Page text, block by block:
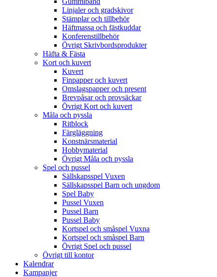
Linjaler och gradskivor
Stämplar och tillbehör
Häftmassa och fästkuddar
Konferenstillbehör
Övrigt Skrivbordsprodukter
Häfta & Fästa
Kort och kuvert
Kuvert
Finpapper och kuvert
Omslagspapper och present
Brevpåsar och provsäckar
Övrigt Kort och kuvert
Måla och pyssla
Ritblock
Färgläggning
Konstnärsmaterial
Hobbymaterial
Övrigt Måla och pyssla
Spel och pussel
Sällskapsspel Vuxen
Sällskapsspel Barn och ungdom
Spel Baby
Pussel Vuxen
Pussel Barn
Pussel Baby
Kortspel och småspel Vuxna
Kortspel och småspel Barn
Övrigt Spel och pussel
Övrigt till kontor
Kalendrar
Kampanjer